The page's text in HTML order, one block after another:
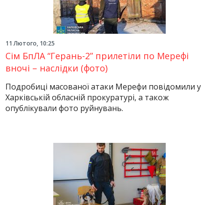
11 Лютого, 10:25
Сім БпЛА “Герань-2” прилетіли по Мерефі
вночі – наслідки (фото)
Подробиці масованої атаки Мерефи повідомили у
Харківській обласній прокуратурі, а також
опублікували фото руйнувань.